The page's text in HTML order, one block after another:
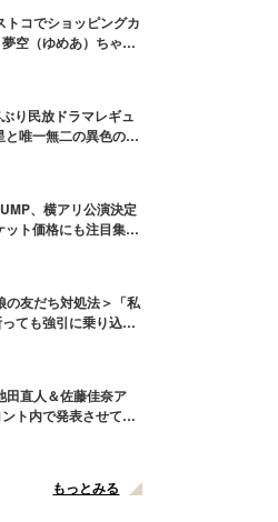
トコでショッピングカ
空（ゆめあ）ちゃん
」の声
り民放ドラマレギュ
と唯一無二の異色のバ
、横アリ公演決定
ト価格にも注目集ま
の友だち対処法＞「私
ても強引に乗り込ん
田直人＆佐藤佳奈ア
ト内で発表させてい
もっとみる